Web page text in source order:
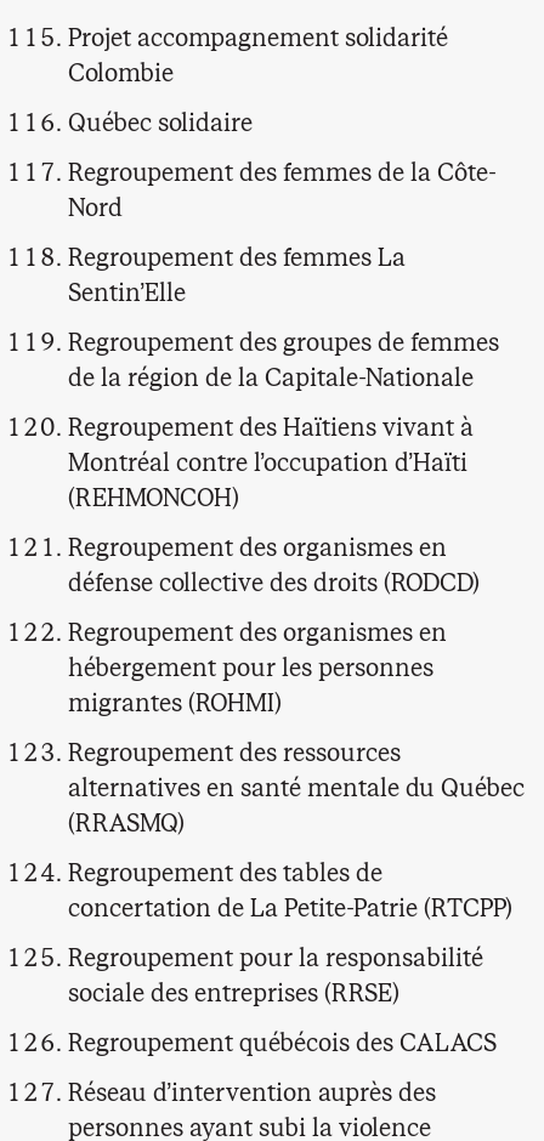
Projet accompagnement solidarité
Colombie
Québec solidaire
Regroupement des femmes de la Côte-
Nord
Regroupement des femmes La
Sentin’Elle
Regroupement des groupes de femmes
de la région de la Capitale-Nationale
Regroupement des Haïtiens vivant à
Montréal contre l’occupation d’Haïti
(REHMONCOH)
Regroupement des organismes en
défense collective des droits (RODCD)
Regroupement des organismes en
hébergement pour les personnes
migrantes (ROHMI)
Regroupement des ressources
alternatives en santé mentale du Québec
(RRASMQ)
Regroupement des tables de
concertation de La Petite-Patrie (RTCPP)
Regroupement pour la responsabilité
sociale des entreprises (RRSE)
Regroupement québécois des CALACS
Réseau d’intervention auprès des
personnes ayant subi la violence